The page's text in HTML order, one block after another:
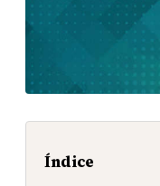
Índice